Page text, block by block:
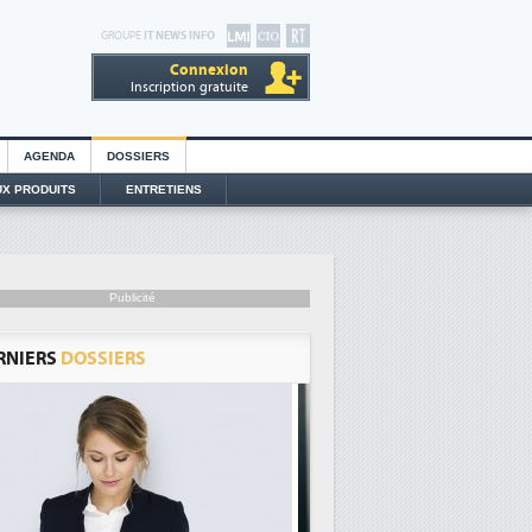
GROUPE IT NEWS INFO
Connexion
Inscription gratuite
AGENDA DOSSIERS
PRODUITS ENTRETIENS
Publicité
DOSSIERS